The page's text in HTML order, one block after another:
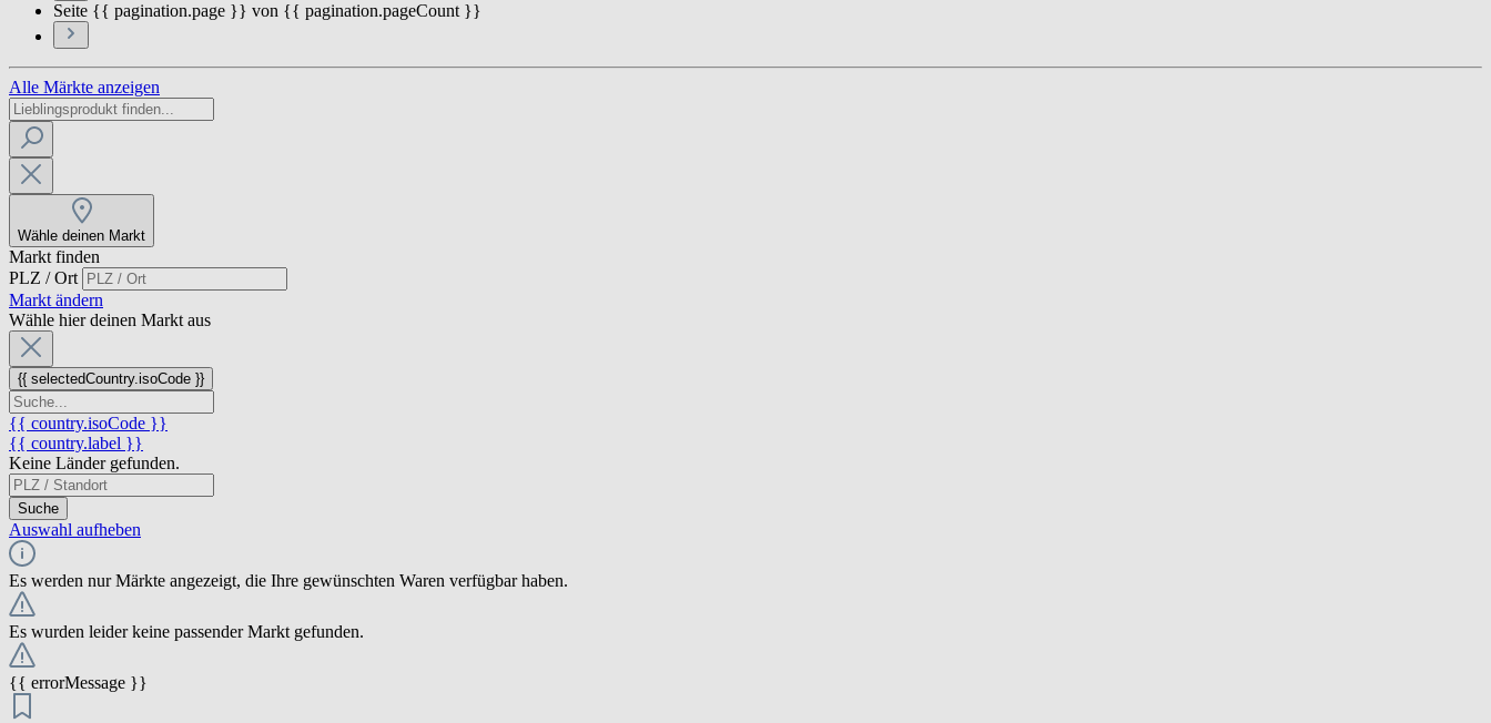
Seite {{ pagination.page }} von {{ pagination.pageCount }}
Alle Märkte anzeigen
Wähle deinen Markt
Markt finden
PLZ / Ort
Markt ändern
Wähle hier deinen Markt aus
{{ selectedCountry.isoCode }}
{{ country.isoCode }}
{{ country.label }}
Keine Länder gefunden.
Suche
Auswahl aufheben
Es werden nur Märkte angezeigt, die Ihre gewünschten Waren verfügbar haben.
Es wurden leider keine passender Markt gefunden.
{{ errorMessage }}